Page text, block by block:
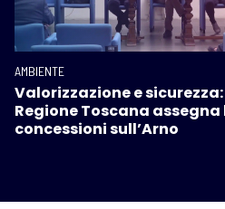
AMBIENTE
Valorizzazione e
Regione Toscana assegna
concessioni sull’Arno